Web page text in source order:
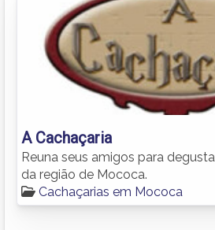
A Cachaçaria
Reuna seus amigos para
da região de Mococa.
Cachaçarias em Mococa